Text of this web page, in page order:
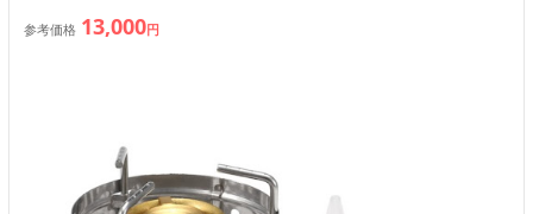
参考価格 13,000円